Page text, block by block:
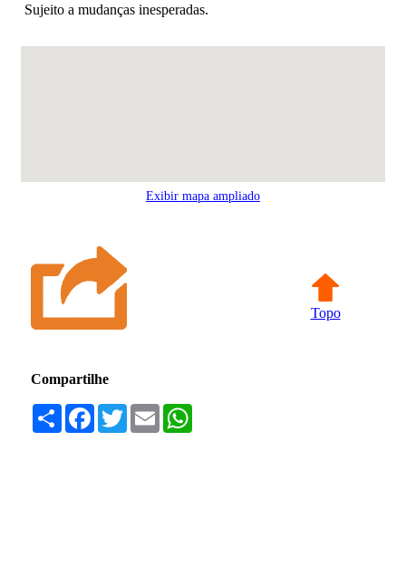
Sujeito a mudanças inesperadas.
Exibir mapa ampliado
Topo
Compartilhe
Compartilhar
Facebook
TwitterEmail